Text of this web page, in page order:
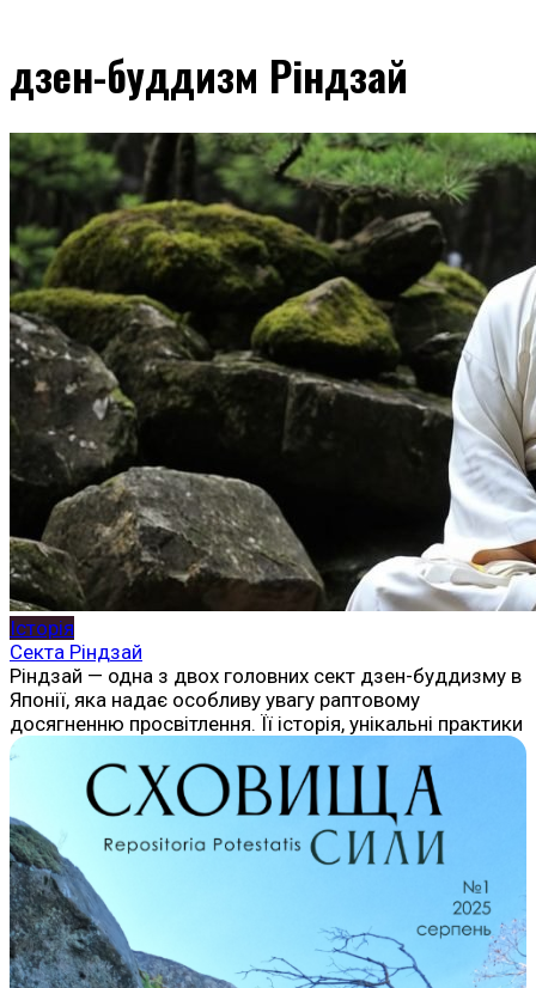
дзен-буддизм Ріндзай
Історія
Секта Ріндзай
Ріндзай — одна з двох головних сект дзен-буддизму в
Японії, яка надає особливу увагу раптовому
досягненню просвітлення. Її історія, унікальні практики